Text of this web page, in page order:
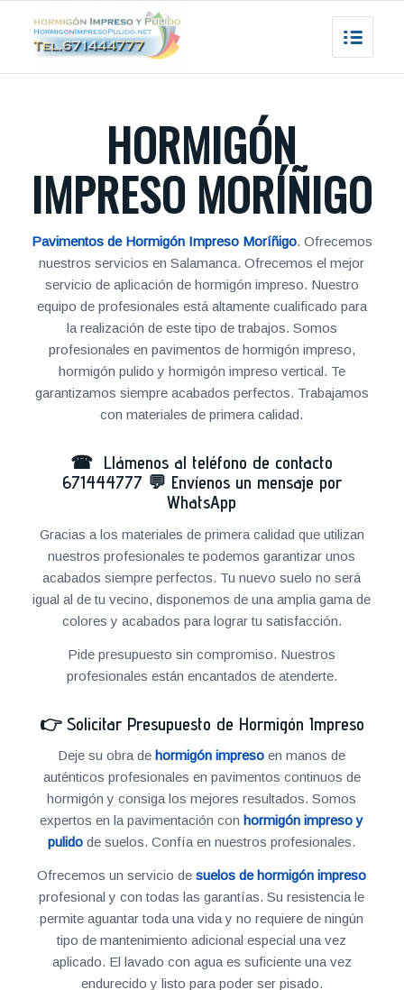
HORMIGÓN
IMPRESO MORÍÑIGO
Pavimentos de Hormigón Impreso Moríñigo. Ofrecemos
nuestros servicios en Salamanca. Ofrecemos el mejor
servicio de aplicación de hormigón impreso. Nuestro
equipo de profesionales está altamente cualificado para
la realización de este tipo de trabajos. Somos
profesionales en pavimentos de hormigón impreso,
hormigón pulido y hormigón impreso vertical. Te
garantizamos siempre acabados perfectos. Trabajamos
con materiales de primera calidad.
☎ Llámenos al teléfono de contacto
671444777 💬 Envíenos un mensaje por
WhatsApp
Gracias a los materiales de primera calidad que utilizan
nuestros profesionales te podemos garantizar unos
acabados siempre perfectos. Tu nuevo suelo no será
igual al de tu vecino, disponemos de una amplia gama de
colores y acabados para lograr tu satisfacción.
Pide presupuesto sin compromiso. Nuestros
profesionales están encantados de atenderte.
👉 Solicitar Presupuesto de Hormigón Impreso
Deje su obra dehormigón impreso en manos de
auténticos profesionales en pavimentos continuos de
hormigón y consiga los mejores resultados. Somos
expertos en la pavimentación conhormigón impreso y
pulido de suelos. Confía en nuestros profesionales.
Ofrecemos un servicio desuelos de hormigón impreso
profesional y con todas las garantías. Su resistencia le
permite aguantar toda una vida y no requiere de ningún
tipo de mantenimiento adicional especial una vez
aplicado. El lavado con agua es suficiente una vez
endurecido y listo para poder ser pisado.